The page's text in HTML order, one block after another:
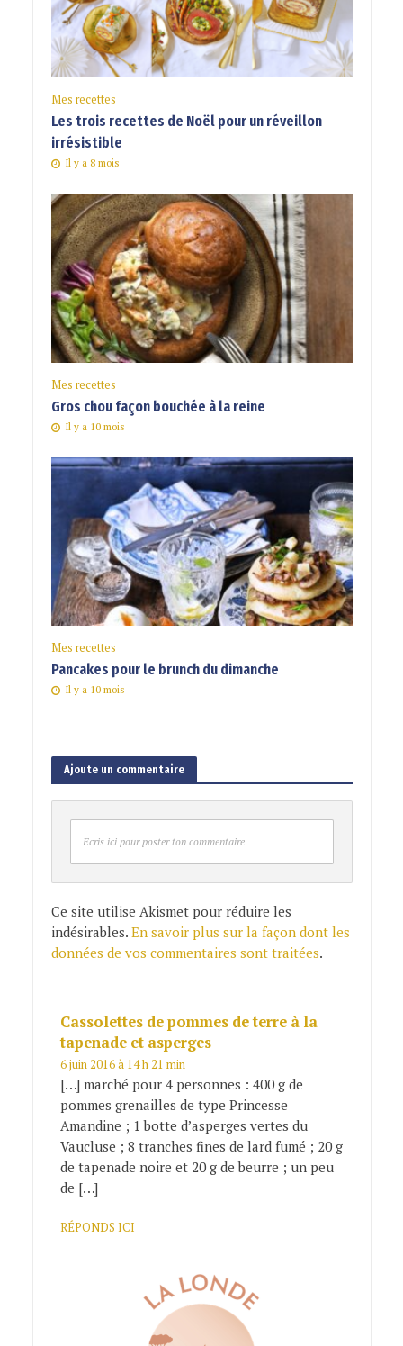
Mes recettes
Les trois recettes de Noël pour un réveillon
irrésistible
Il y a 8 mois
Mes recettes
Gros chou façon bouchée à la reine
Il y a 10 mois
Mes recettes
Pancakes pour le brunch du dimanche
Il y a 10 mois
Ajoute un commentaire
Ecris ici pour poster ton commentaire
Ce site utilise Akismet pour réduire les
indésirables. En savoir plus sur la façon dont les
données de vos commentaires sont traitées.
Cassolettes de pommes de terre à la
tapenade et asperges
6 juin 2016 à 14 h 21 min
[…] marché pour 4 personnes : 400 g de
pommes grenailles de type Princesse
Amandine ; 1 botte d’asperges vertes du
Vaucluse ; 8 tranches fines de lard fumé ; 20 g
de tapenade noire et 20 g de beurre ; un peu
de […]
RÉPONDS ICI